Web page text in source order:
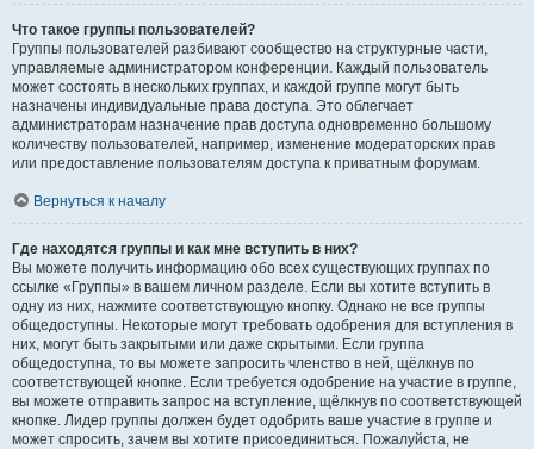
Что такое группы пользователей?
Группы пользователей разбивают сообщество на структурные части,
управляемые администратором конференции. Каждый пользователь
может состоять в нескольких группах, и каждой группе могут быть
назначены индивидуальные права доступа. Это облегчает
администраторам назначение прав доступа одновременно большому
количеству пользователей, например, изменение модераторских прав
или предоставление пользователям доступа к приватным форумам.
Вернуться к началу
Где находятся группы и как мне вступить в них?
Вы можете получить информацию обо всех существующих группах по
ссылке «Группы» в вашем личном разделе. Если вы хотите вступить в
одну из них, нажмите соответствующую кнопку. Однако не все группы
общедоступны. Некоторые могут требовать одобрения для вступления в
них, могут быть закрытыми или даже скрытыми. Если группа
общедоступна, то вы можете запросить членство в ней, щёлкнув по
соответствующей кнопке. Если требуется одобрение на участие в группе,
вы можете отправить запрос на вступление, щёлкнув по соответствующей
кнопке. Лидер группы должен будет одобрить ваше участие в группе и
может спросить, зачем вы хотите присоединиться. Пожалуйста, не